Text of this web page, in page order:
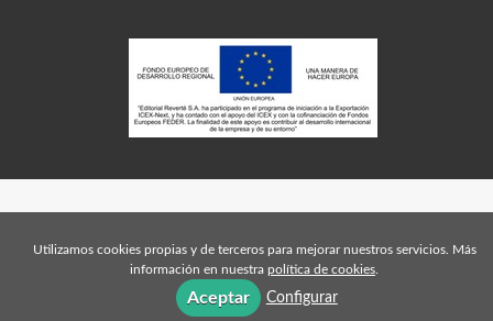
Utilizamos cookies propias y de terceros para mejorar nuestros servicios. Más
información en nuestra política de cookies
Aceptar Configurar